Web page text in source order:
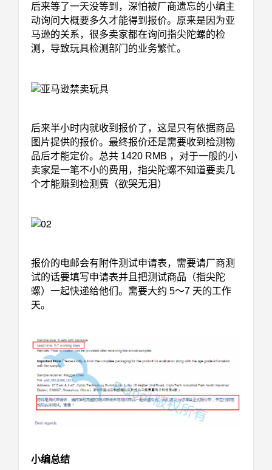
后来等了一天没等到，深怕被厂商遗忘的小编主
动询问大概要多久才能得到报价。原来是因为亚
马逊的关系，很多卖家都在询问指尖陀螺的检
测，导致玩具检测部门的业务繁忙。
后来半小时内就收到报价了，这是只有依据商品
图片提供的报价。最终报价还是需要收到检测物
品后才能定价。总共 1420 RMB ，对于一般的小
卖家是一笔不小的费用，指尖陀螺不知道要卖几
个才能赚到检测费（欲哭无泪）
报价的电邮会有附件测试申请表，需要请厂商测
试的话要填写申请表并且把测试商品（指尖陀
螺）一起快递给他们。需要大约 5～7 天的工作
天。
小编总结